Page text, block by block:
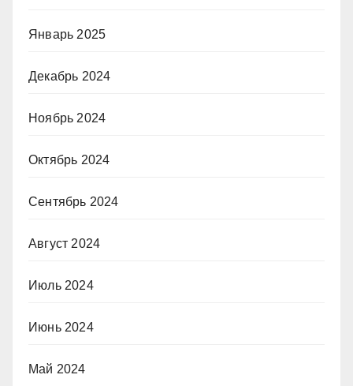
Январь 2025
Декабрь 2024
Ноябрь 2024
Октябрь 2024
Сентябрь 2024
Август 2024
Июль 2024
Июнь 2024
Май 2024